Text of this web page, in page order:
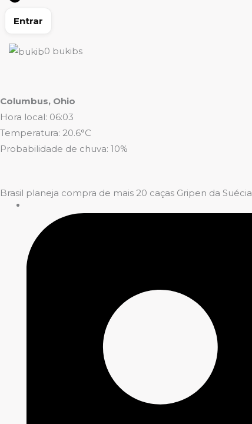
Entrar
0 bukibs
Columbus, Ohio
Hora local: 06:03
Temperatura: 20.6°C
Probabilidade de chuva: 10%
Brasil planeja compra de mais 20 caças Gripen da Suécia